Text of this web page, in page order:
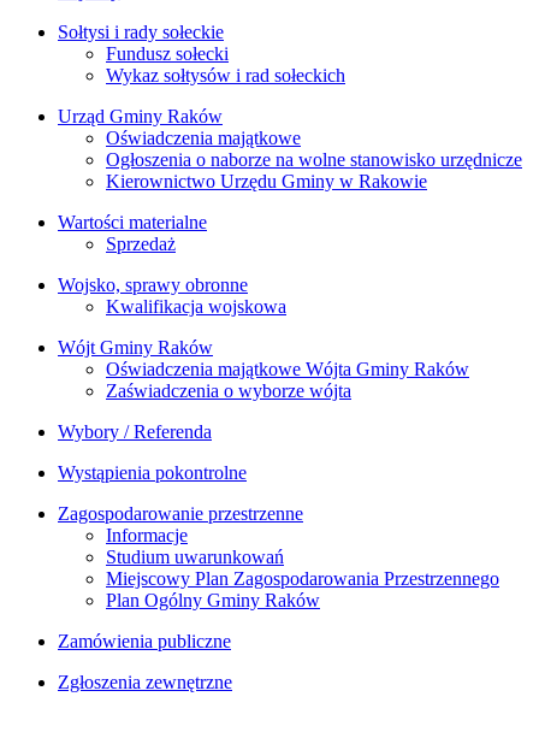
Sołtysi i rady sołeckie
Fundusz sołecki
Wykaz sołtysów i rad sołeckich
Urząd Gminy Raków
Oświadczenia majątkowe
Ogłoszenia o naborze na wolne stanowisko urzędnicze
Kierownictwo Urzędu Gminy w Rakowie
Wartości materialne
Sprzedaż
Wojsko, sprawy obronne
Kwalifikacja wojskowa
Wójt Gminy Raków
Oświadczenia majątkowe Wójta Gminy Raków
Zaświadczenia o wyborze wójta
Wybory / Referenda
Wystąpienia pokontrolne
Zagospodarowanie przestrzenne
Informacje
Studium uwarunkowań
Miejscowy Plan Zagospodarowania Przestrzennego
Plan Ogólny Gminy Raków
Zamówienia publiczne
Zgłoszenia zewnętrzne